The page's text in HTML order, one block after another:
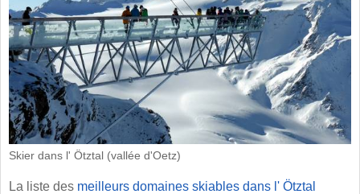
Skier dans l' Ötztal (vallée d'Oetz)
La liste des meilleurs domaines skiables dans l' Ötztal